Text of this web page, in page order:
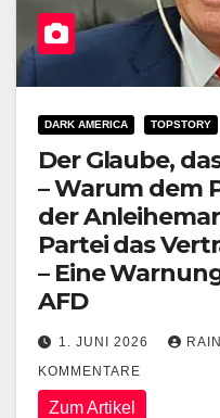
DARK AMERICA TOPSTORY
Der Glaube,
– Warum dem
der
Partei das
– Eine
AFD
1. JUNI 2026
KOMMENTARE
Zum Artikel